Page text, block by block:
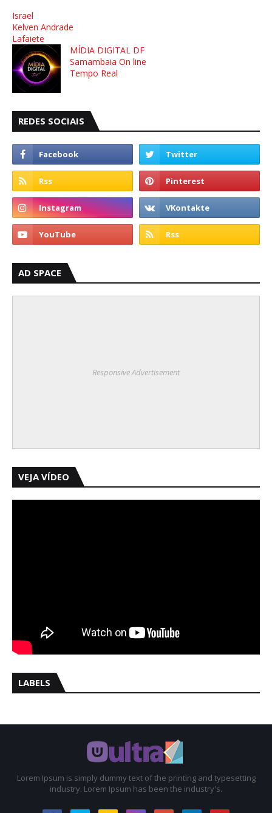
Israel
Kelven Andrade
Lafaiete
MÍDIA DIGITAL DF
Samambaia On line
Tempo Real
REDES SOCIAIS
AD SPACE
Responsive Advertisement
VEJA VÍDEO
LABELS
Lorem Ipsum is simply dummy text of the printing and typesetting
industry. Lorem Ipsum has been the industry's.